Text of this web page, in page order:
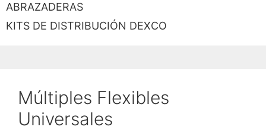
Múltiples Flexibles
Universales
ABRAZADERAS
KITS DE DISTRIBUCIÓN DEXCO